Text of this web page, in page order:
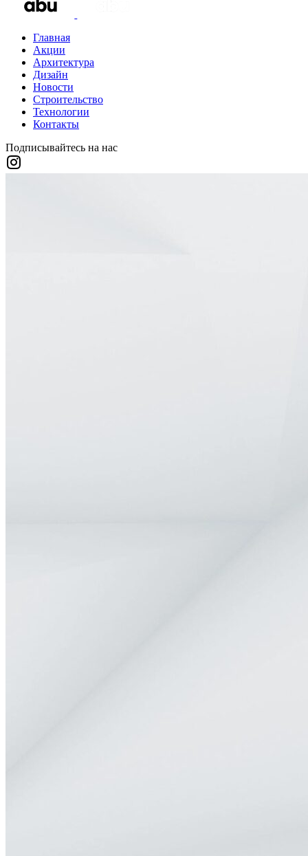
Главная
Акции
Архитектура
Дизайн
Новости
Строительство
Технологии
Контакты
Подписывайтесь на нас